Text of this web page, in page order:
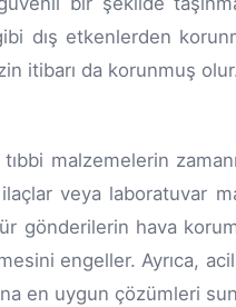
dış etkenlerden
itibarı da korunmuş
malzemelerin
veya laboratuvar
gönderilerin hava
engeller. Ayrıca,
en uygun çözümleri